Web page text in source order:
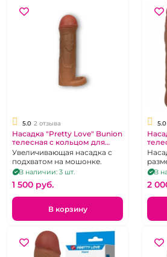
5.0 2 отзыва
Насадка "Pretty Love" Bunion
телесная с кольцом для
мошонки удлинение на 25
мм
Увеличивающая насадка с
подхватом на мошонке.
В наличии: 3 шт.
1 500 pуб.
В корзину
5.0
В
2